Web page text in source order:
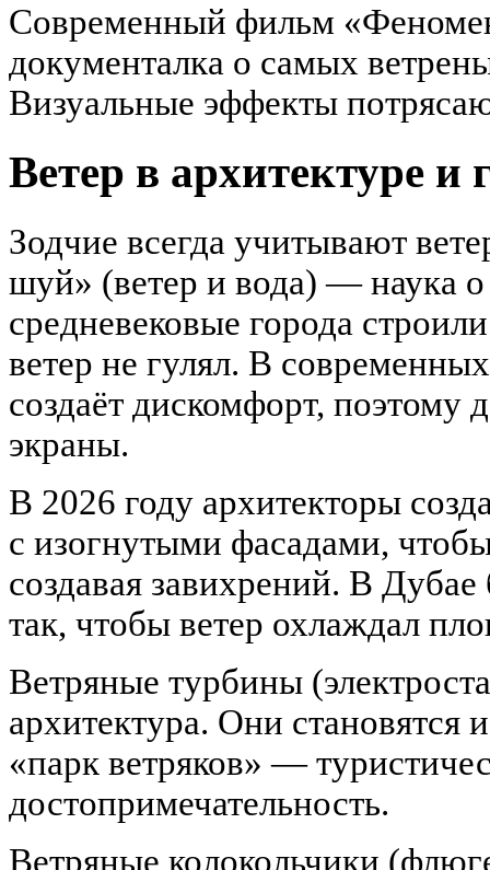
Современный фильм
документалка о самых
Визуальные эффекты
Ветер в архитектуре и
Зодчие всегда учитывают
шуй» (ветер и вода) — наука
средневековые города
ветер не гулял. В
создаёт дискомфорт, поэтому
экраны.
В 2026 году архитекторы
с изогнутыми фасадами,
создавая завихрений. В
так, чтобы ветер охлаждал
Ветряные турбины
архитектура. Они становятся
«парк ветряков» —
достопримечательность.
Ветряные колокольчики